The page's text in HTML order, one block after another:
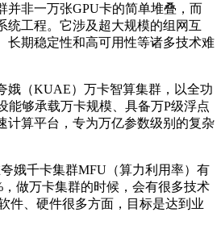
非一万张GPU卡的简单堆叠，而
统工程。它涉及超大规模的组网互
长期稳定性和高可用性等诸多技术难
（KUAE）万卡智算集群，以全功
能够承载万卡规模、具备万P级浮点
计算平台，专为万亿参数级别的复杂
千卡集群MFU（算力利用率）有
，做万卡集群的时候，会有很多技术
件、硬件很多方面，目标是达到业